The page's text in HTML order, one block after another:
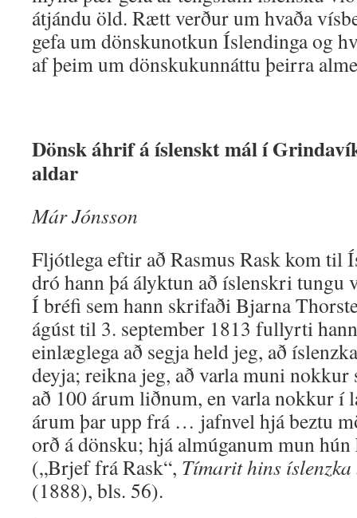
átjándu öld. Rætt verður um hvaða
gefa um dönskunotkun Íslendinga og
af þeim um dönskukunnáttu þeirra
Dönsk áhrif á íslenskt mál í
aldar
Már Jónsson
Fljótlega eftir að Rasmus Rask kom til
dró hann þá ályktun að íslenskri
Í bréfi sem hann skrifaði Bjarna
ágúst til 3. september 1813 fullyrti
einlæglega að segja held jeg, að
deyja; reikna jeg, að varla muni
að 100 árum liðnum, en varla nokkur í
árum þar upp frá … jafnvel hjá beztu
orð á dönsku; hjá almúganum mun
(„Brjef frá Rask“, Tímarit hins íslenzka
(1888), bls. 56).